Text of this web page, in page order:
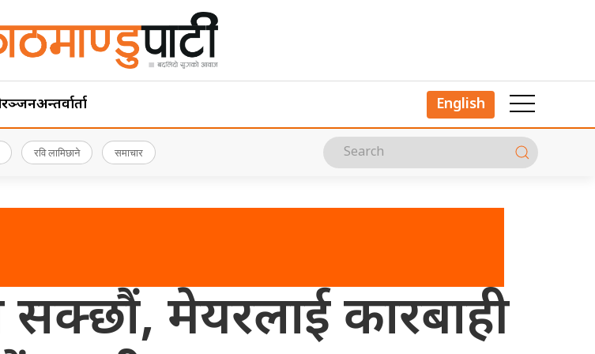
अन्तर्वार्ता English
रवि लामिछाने समाचार
सक्छौं, मेयरलाई कारबाही